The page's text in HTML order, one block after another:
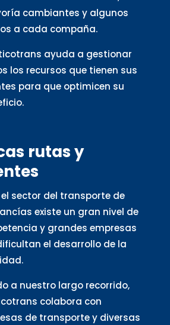
cambiantes y algunos
a cada compaña.
ayuda a gestionar
los recursos que tienen sus
para que optimicen su
rutas y
el sector del transporte de
existe un gran nivel de
y grandes empresas
el desarrollo de la
a nuestro largo recorrido,
colabora con
de transporte y diversas